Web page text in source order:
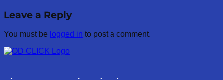
Leave a Reply
You must be logged in to post a comment.